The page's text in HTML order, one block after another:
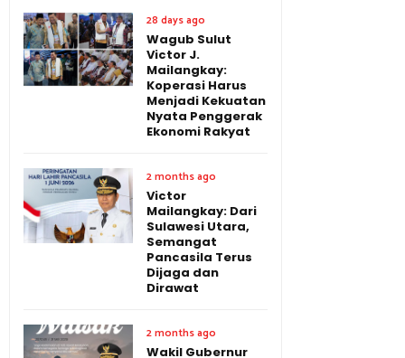
28 days ago
Wagub Sulut
Victor J.
Mailangkay:
Koperasi Harus
Menjadi Kekuatan
Nyata Penggerak
Ekonomi Rakyat
2 months ago
Victor
Mailangkay: Dari
Sulawesi Utara,
Semangat
Pancasila Terus
Dijaga dan
Dirawat
2 months ago
Wakil Gubernur